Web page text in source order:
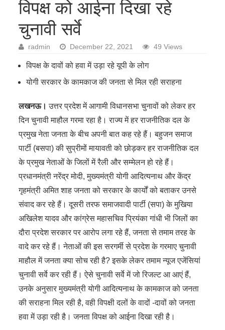
विपक्ष को आईना दिखा रहे
चुनावी सर्वे
radmin December 22, 2021 49 Views
विपक्ष के दावों को हवा में उड़ा रहे यूपी के लोग
योगी सरकार के कामकाज की जनता से मिल रही सराहना
लखनऊ।उत्तर प्रदेश में आगामी विधानसभा चुनावों को लेकर हर
दिन चुनावी माहौल गरमा रहा है। राज्य में हर राजनीतिक दल के
प्रमुख नेता जनता के बीच अपनी बात कह रहे हैं। बहुजन समाज
पार्टी (बसपा) की सुप्रीमों मायावती को छोड़कर हर राजनीतिक दल
के प्रमुख नेताओं के जिलों में रैली और सम्मेलन हो रहे हैं।
प्रधानमंत्री नरेंद्र मोदी, मुख्यमंत्री योगी आदित्यनाथ और केंद्र
गृहमंत्री अमित शाह जनता को सरकार के कार्यों को बताकर उनसे
संवाद कर रहे हैं। दूसरी तरफ समाजवादी पार्टी (सपा) के मुखिया
अखिलेश यादव और कांग्रेस महासचिव प्रियंका गांधी भी जिलों का
दौरा प्रदेश सरकार पर आरोप लगा रहे हैं, जनता से तमाम तरह के
वादे कर रहे हैं। नेताओं की इस सरगर्मी से प्रदेश के गरमाए चुनावी
माहौल में जनता क्या सोच रही है? इसके लेकर तमाम न्यूज एजेंसियां
चुनावी सर्वे कर रही हैं। ऐसे चुनावी सर्वे में जो रिजल्ट आ आएं हैं,
उनके अनुसार मुख्यमंत्री योगी आदित्यनाथ के कामकाज को जनता
की सराहना मिल रही है, वही विपक्षी दलों के वादों -दावों को जनता
हवा में उड़ा रही है। जनता विपक्ष को आईना दिखा रही है।